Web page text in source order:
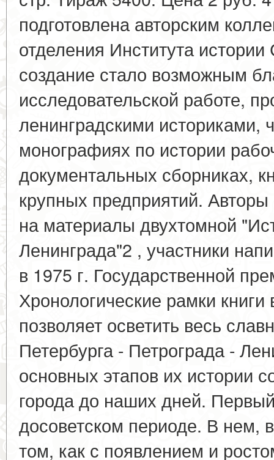
подготовлена авторским
отделения Института
создание стало возможным
исследовательской работе,
ленинградскими историками,
монографиях по истории
документальных сборниках,
крупных предприятий.
на материалы двухтомной
Ленинграда"2 , участники
в 1975 г. Государственной
Хронологические рамки
позволяет осветить весь
Петербурга - Петрограда -
основных этапов их истории
города до наших дней.
досоветском периоде. В нем,
том, как с появлением и